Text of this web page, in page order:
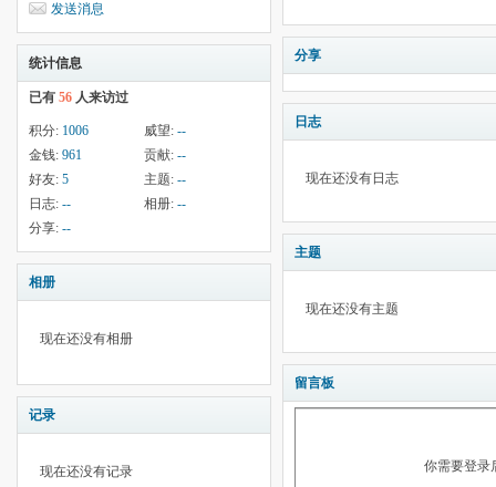
发送消息
统计信息
已有 56 人来访过
积分: 1006 威望: --
金钱: 961 贡献: --
好友: 5 主题: --
日志: -- 相册: --
分享: --
相册
现在还没有相册
记录
现在还没有记录
分享
日志
现在还没有日志
主题
现在还没有主题
留言板
你需要登录